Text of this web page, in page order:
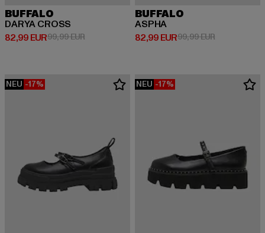
BUFFALO
DARYA CROSS
82,99 EUR
Derzeitiger Preis: 82,99 EUR
99,99 EURAktionspreis: 99,99 EUR
BUFFALO
ASPHA
82,99 EUR
Derzeitiger Preis: 82,99 EUR
99,99 EURAktionspreis:
NEU -17% NEU -17%